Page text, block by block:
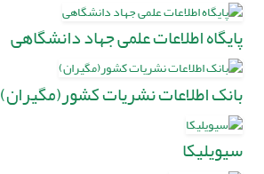
پایگاه اطلاعات علمی جهاد دانشگاهی
بانک اطلاعات نشریات کشور(مگیران)
سیویلیکا